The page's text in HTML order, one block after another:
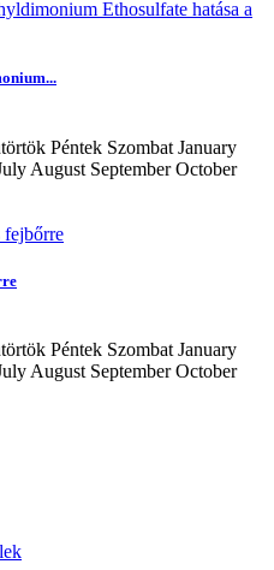
Péntek Szombat January
August September October
Péntek Szombat January
August September October